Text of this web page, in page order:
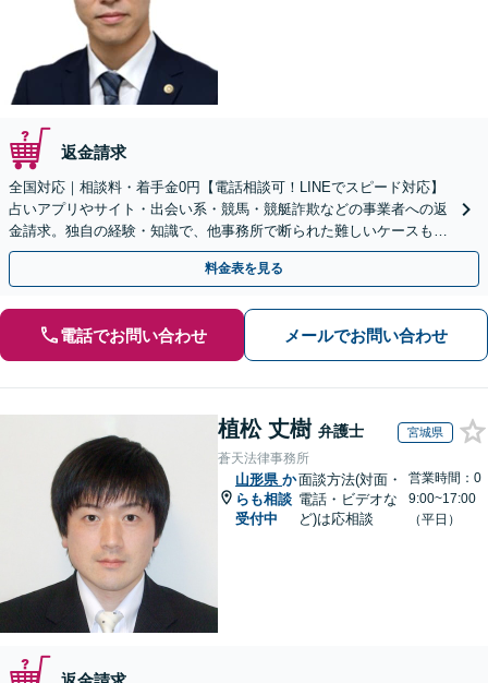
返金請求
全国対応｜相談料・着手金0円【電話相談可！LINEでスピード対応】
占いアプリやサイト・出会い系・競馬・競艇詐欺などの事業者への返
金請求。独自の経験・知識で、他事務所で断られた難しいケースも解
決に導いた実績あり。まずはお気軽にご相談ください
料金表を見る
電話でお問い合わせ メールでお問い合わせ
植松 丈樹 弁護士 宮城県
蒼天法律事務所
山形県 か
らも相談
受付中
面談方法(対面・
電話・ビデオな
ど)は応相談
営業時間：0
9:00~17:00
（平日）